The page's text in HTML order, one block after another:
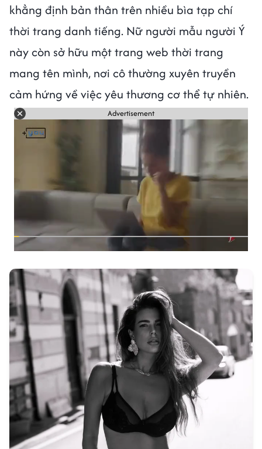
khẳng định bản thân trên nhiều bìa tạp chí
thời trang danh tiếng. Nữ người mẫu người Ý
này còn sở hữu một trang web thời trang
mang tên mình, nơi cô thường xuyên truyền
cảm hứng về việc yêu thương cơ thể tự nhiên.
Advertisement